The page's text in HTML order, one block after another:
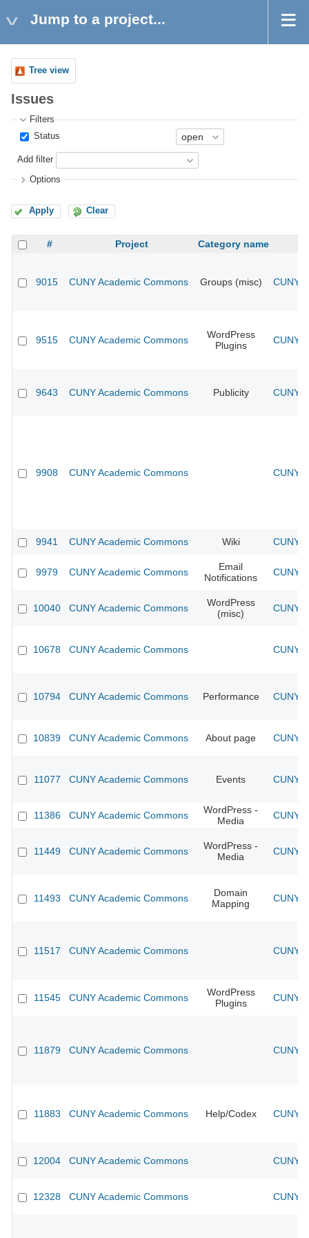
Jump to a project...
Tree view
Issues
Filters
Status
Add filter
Options
Apply Clear
# Project Category name
9015 CUNY Academic Commons Groups (misc) CUNY
9515 CUNY Academic Commons
WordPress
Plugins
CUNY
9643 CUNY Academic Commons Publicity CUNY
9908 CUNY Academic Commons CUNY
9941 CUNY Academic Commons Wiki CUNY
9979 CUNY Academic Commons
Email
Notifications
CUNY
10040 CUNY Academic Commons
WordPress
(misc)
CUNY
10678 CUNY Academic Commons CUNY
10794 CUNY Academic Commons Performance CUNY
10839 CUNY Academic Commons About page CUNY
11077 CUNY Academic Commons Events CUNY
11386 CUNY Academic Commons
WordPress -
Media
CUNY
11449 CUNY Academic Commons
WordPress -
Media
CUNY
11493 CUNY Academic Commons
Domain
Mapping
CUNY
11517 CUNY Academic Commons CUNY
11545 CUNY Academic Commons
WordPress
Plugins
CUNY
11879 CUNY Academic Commons CUNY
11883 CUNY Academic Commons Help/Codex CUNY
12004 CUNY Academic Commons CUNY
12328 CUNY Academic Commons CUNY